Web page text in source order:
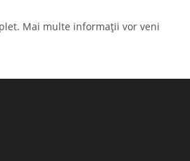
Mai multe informații vor veni